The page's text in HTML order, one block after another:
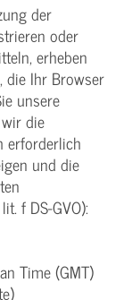
der
oder
erheben
die Ihr Browser
unsere
die
erforderlich
und die
f DS-GVO):
Time (GMT)